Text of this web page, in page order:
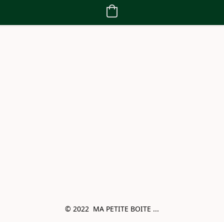
© 2022  MA PETITE BOITE ...